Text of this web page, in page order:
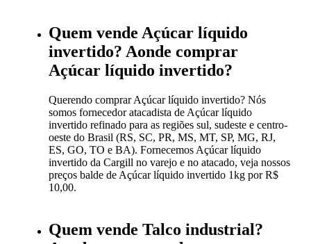
Quem vende Açúcar líquido
invertido? Aonde comprar
Açúcar líquido invertido?
Querendo comprar Açúcar líquido invertido? Nós
somos fornecedor atacadista de Açúcar líquido
invertido refinado para as regiões sul, sudeste e centro-
oeste do Brasil (RS, SC, PR, MS, MT, SP, MG, RJ,
ES, GO, TO e BA). Fornecemos Açúcar líquido
invertido da Cargill no varejo e no atacado, veja nossos
preços balde de Açúcar líquido invertido 1kg por R$
10,00.
Quem vende Talco industrial?